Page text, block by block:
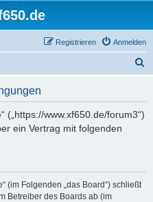
Anmelden
Registrieren
(„https://www.xf650.de/forum3“)
ein Vertrag mit folgenden
(im Folgenden „das Board“) schließt
Betreiber des Boards ab (im